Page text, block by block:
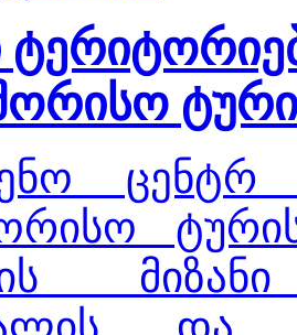
ცენტრ